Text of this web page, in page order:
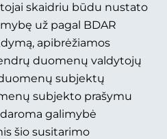
skaidriu būdu nustato
už pagal BDAR
apibrėžiamos
duomenų valdytojų
subjektų
subjekto prašymu
galimybė
šio susitarimo